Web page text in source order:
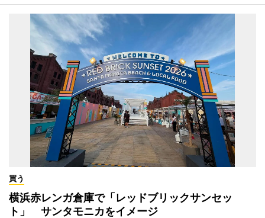
買う
横浜赤レンガ倉庫で「レッドブリックサンセッ
ト」 サンタモニカをイメージ